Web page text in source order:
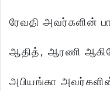
ரேவதி அவர்களின்
ஆதித், ஆரணி
அபியங்கா